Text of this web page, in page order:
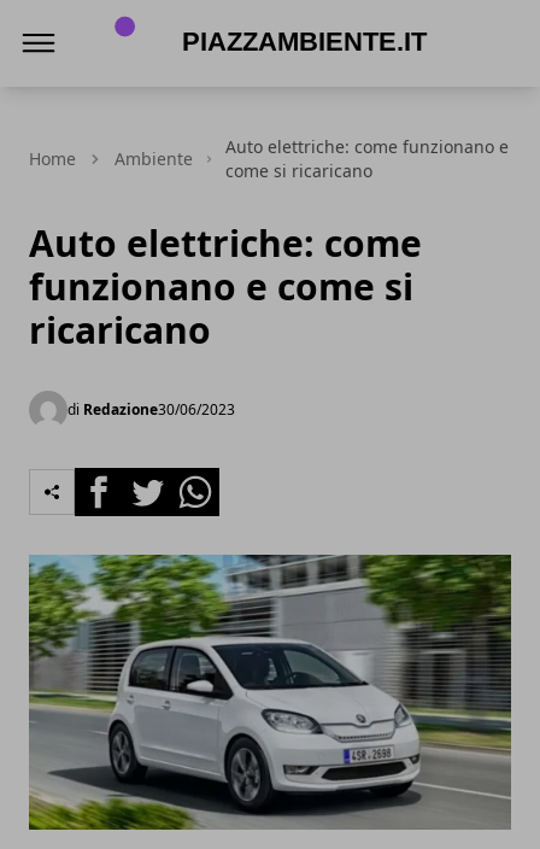
Home Ambiente
Auto elettriche: come funzionano e
come si ricaricano
Auto elettriche: come
funzionano e come si
ricaricano
di Redazione30/06/2023
FacebookTwitterWhatsapp